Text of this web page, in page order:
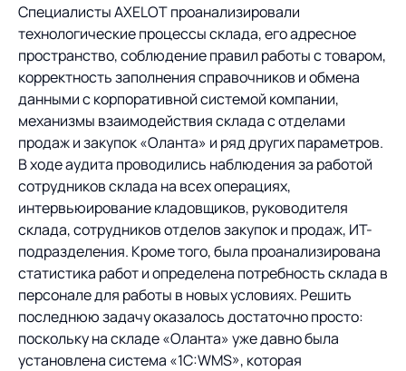
Специалисты AXELOT проанализировали
технологические процессы склада, его адресное
пространство, соблюдение правил работы с товаром,
корректность заполнения справочников и обмена
данными с корпоративной системой компании,
механизмы взаимодействия склада с отделами
продаж и закупок «Оланта» и ряд других параметров.
В ходе аудита проводились наблюдения за работой
сотрудников склада на всех операциях,
интервьюирование кладовщиков, руководителя
склада, сотрудников отделов закупок и продаж, ИТ-
подразделения. Кроме того, была проанализирована
статистика работ и определена потребность склада в
персонале для работы в новых условиях. Решить
последнюю задачу оказалось достаточно просто:
поскольку на складе «Оланта» уже давно была
установлена система «1C:WMS», которая